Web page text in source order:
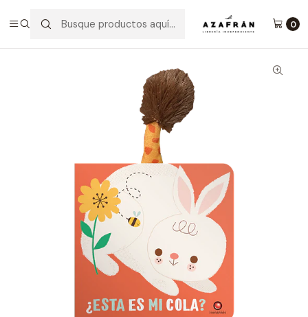
0
Esta Es Mi Cola Conejo